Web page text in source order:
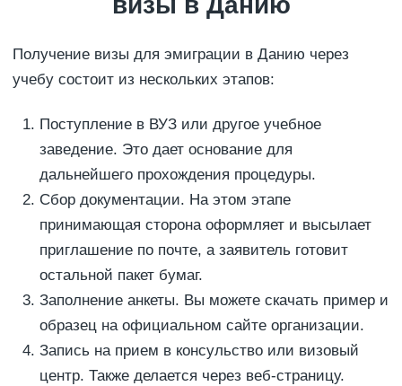
Получение визы для эмиграции в Данию через
учебу состоит из нескольких этапов:
Поступление в ВУЗ или другое учебное
заведение. Это дает основание для
дальнейшего прохождения процедуры.
Сбор документации. На этом этапе
принимающая сторона оформляет и высылает
приглашение по почте, а заявитель готовит
остальной пакет бумаг.
Заполнение анкеты. Вы можете скачать пример и
образец на официальном сайте организации.
Запись на прием в консульство или визовый
центр. Также делается через веб-страницу.